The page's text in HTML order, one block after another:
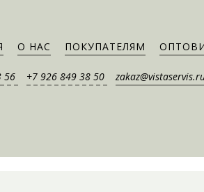
О НАС ПОКУПАТЕЛЯМ
56 +7 926 849 38 50